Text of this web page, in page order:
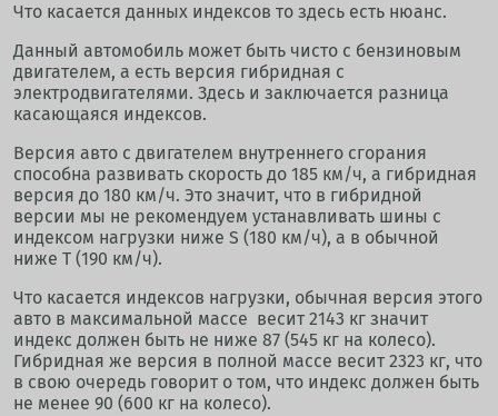
Что касается данных индексов то здесь есть нюанс.
Данный автомобиль может быть чисто с бензиновым
двигателем, а есть версия гибридная с
электродвигателями. Здесь и заключается разница
касающаяся индексов.
Версия авто с двигателем внутреннего сгорания
способна развивать скорость до 185 км/ч, а гибридная
версия до 180 км/ч. Это значит, что в гибридной
версии мы не рекомендуем устанавливать шины с
индексом нагрузки ниже S (180 км/ч), а в обычной
ниже T (190 км/ч).
Что касается индексов нагрузки, обычная версия этого
авто в максимальной массе весит 2143 кг значит
индекс должен быть не ниже 87 (545 кг на колесо).
Гибридная же версия в полной массе весит 2323 кг, что
в свою очередь говорит о том, что индекс должен быть
не менее 90 (600 кг на колесо).